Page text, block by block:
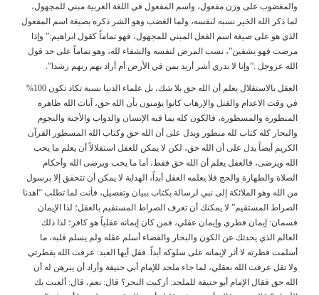
والمغضوب على وزن مفعول، واسم المفعول في اللغة العربية مبني للمجهول،
لما ذكر الله الخير نسبه لنفسه، ولما الغضب وهو الشر ذكره بصيغة اسم المفعول
الذي هو على صيغة اسم الفعل المبني للمجهول، فهو تماماً كقول ابراهيم:” وإذا
مرضت فهو يشفين”، نسب المرض لنفسه والشفاء لله، وهو تماماً على حد قول
الله عزوجل :”وإنا لا ندري أشر أريد بمن في الأرض أم أراد بهم ربهم رشدا”.
العقل بالاستقلال يعلم أن الله حق بلا شك، بل علماء الدنيا نسبة تكاد تكون 100%
في وقت الاعدام والقتل والإرهاب كانوا يؤمنون بأن الله حق، آيات الله ظاهرة
المنظورة والمسطورة، فالكون كله بما فيه الإنسان والدواب والأجنة والنجوم
والبحار كله كتاب لله منظور ويدل على أن الله حق وكتاب الله المسطور القرآن
الكريم أيضاً يدل على أن الله حق، لكن لا يمكن للعقل استقلالاً أن يعلم ما يحب
الله ويرضى، فالعقل يعلم أن الله حق فقط، أما ما يحب ويرضى الله وأحكام
الصلاة والطهارة والحج فلا يعلمه العقل أبداً، الهداية لا يمكن أن تتحقق إلا برسول
من الله وهو الملائكة إلى نبي لرسالة بكتاب ببيان وتفصيل، فأنت لما تطلب “اهدنا
الصراط المستقيم” لا يمكنك أن تعرف الصراط المستقيم بالعقل؛ لذا الإيمان
قسمان: إيمان فطري وإيمان عقلي، فمن كان إيمانه عقلياً هو كافر؛ لذا ذلك
العالم الذي يحدثك عن الكون والبحار والفضاء أسلم عقله ولم يسلم قلبه، ما
أسلمت فطرته لا أثر لإيمانه على سلوكه أبداً. فقل أيها العبد: عرفت الله بفطرتي
ولا تقل عرفت الله بعقلي، لما جاء ملحد للإمام أبي حنيفة وأراد أن يبرهن له أن
الله حق فقال الإمام أبو حنيفة للملحد: أركبت البحر؟ قال: نعم، قال: ألعبت بك